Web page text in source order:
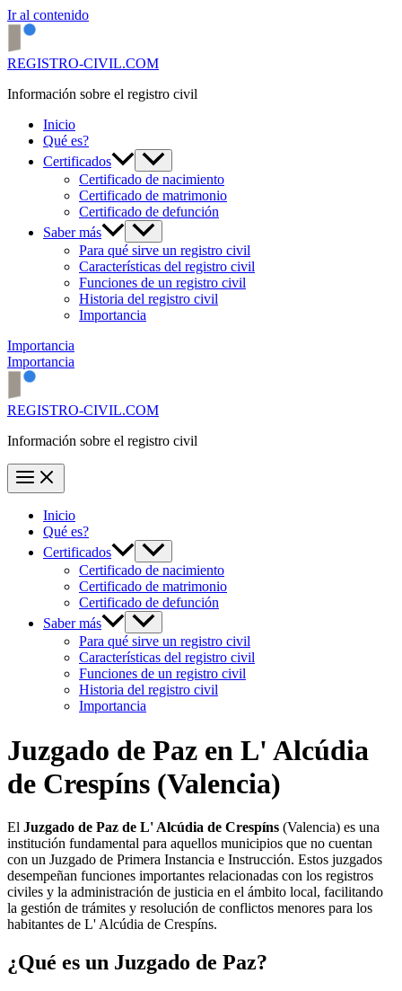
Ir al contenido
REGISTRO-CIVIL.COM
Información sobre el registro civil
Inicio
Qué es?
Certificados
Certificado de nacimiento
Certificado de matrimonio
Certificado de defunción
Saber más
Para qué sirve un registro civil
Características del registro civil
Funciones de un registro civil
Historia del registro civil
Importancia
Importancia
Importancia
REGISTRO-CIVIL.COM
Información sobre el registro civil
Inicio
Qué es?
Certificados
Certificado de nacimiento
Certificado de matrimonio
Certificado de defunción
Saber más
Para qué sirve un registro civil
Características del registro civil
Funciones de un registro civil
Historia del registro civil
Importancia
Juzgado de Paz en L' Alcúdia
de Crespíns (Valencia)
El Juzgado de Paz de L' Alcúdia de Crespíns (Valencia) es una
institución fundamental para aquellos municipios que no cuentan
con un Juzgado de Primera Instancia e Instrucción. Estos juzgados
desempeñan funciones importantes relacionadas con los registros
civiles y la administración de justicia en el ámbito local, facilitando
la gestión de trámites y resolución de conflictos menores para los
habitantes de L' Alcúdia de Crespíns.
¿Qué es un Juzgado de Paz?